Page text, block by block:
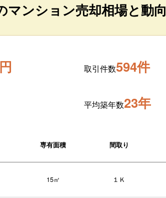
マンション売却相場と動向
取引件数594件
平均築年数23年
専有面積 間取り
15㎡ １Ｋ